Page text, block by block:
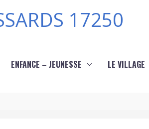
17250
ENFANCE – JEUNESSE LE VILLAGE